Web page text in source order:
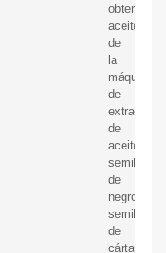
obtener
aceite
de
la
máquina
de
extracción
de
aceite:
semilla
de
negro,
semilla
de
cártamo,